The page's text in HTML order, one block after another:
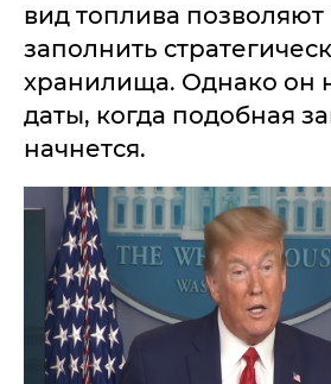
вид топлива
заполнить
хранилища. Однако он
даты, когда подобная
начнется.